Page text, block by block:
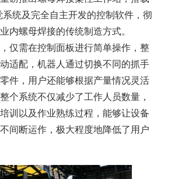
统及完全自主开发的控制软件，彻
内螺母焊接的传统制造方式。
仅需在控制面板进行简单操作，整
适配，机器人通过切换不同的抓手
件，用户还能够根据产量情况灵活
个系统不仅减少了工作人员数量，
训以及作业熟练过程，能够让设备
间断运作，极大程度地降低了用户